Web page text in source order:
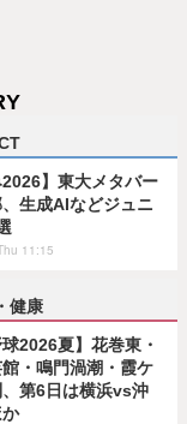
2026】東大メタバー
生成AIなどジュニ
11:15
健康
球2026夏】花巻東・
・鳴門渦潮・霞ケ
第6日は横浜vs沖